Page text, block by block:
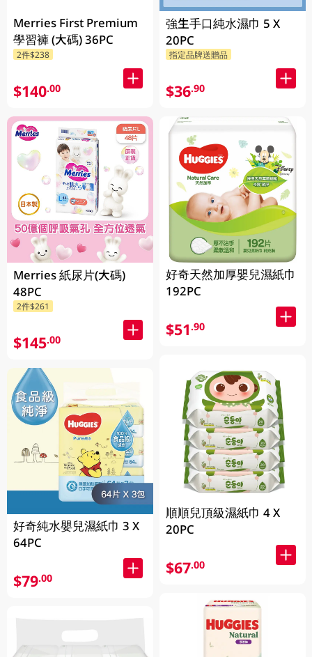
Merries First Premium
學習褲 (大碼) 36PC
2件$238
$140.00
Merries 紙尿片(大碼)
48PC
2件$261
$145.00
好奇純水嬰兒濕紙巾 3 X
64PC
$79.00
強生手口純水濕巾 5 X
20PC
指定品牌送贈品
$36.90
好奇天然加厚嬰兒濕紙巾
192PC
$51.90
順順兒頂級濕紙巾 4 X
20PC
$67.00